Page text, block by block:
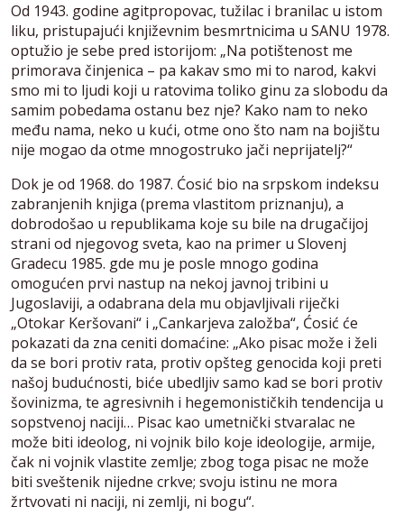
Od 1943. godine agitpropovac, tužilac i branilac u istom
liku, pristupajući književnim besmrtnicima u SANU 1978.
optužio je sebe pred istorijom: „Na potištenost me
primorava činjenica – pa kakav smo mi to narod, kakvi
smo mi to ljudi koji u ratovima toliko ginu za slobodu da
samim pobedama ostanu bez nje? Kako nam to neko
među nama, neko u kući, otme ono što nam na bojištu
nije mogao da otme mnogostruko jači neprijatelj?“
Dok je od 1968. do 1987. Ćosić bio na srpskom indeksu
zabranjenih knjiga (prema vlastitom priznanju), a
dobrodošao u republikama koje su bile na drugačijoj
strani od njegovog sveta, kao na primer u Slovenj
Gradecu 1985. gde mu je posle mnogo godina
omogućen prvi nastup na nekoj javnoj tribini u
Jugoslaviji, a odabrana dela mu objavljivali riječki
„Otokar Keršovani“ i „Cankarjeva založba“, Ćosić će
pokazati da zna ceniti domaćine: „Ako pisac može i želi
da se bori protiv rata, protiv opšteg genocida koji preti
našoj budućnosti, biće ubedljiv samo kad se bori protiv
šovinizma, te agresivnih i hegemonističkih tendencija u
sopstvenoj naciji… Pisac kao umetnički stvaralac ne
može biti ideolog, ni vojnik bilo koje ideologije, armije,
čak ni vojnik vlastite zemlje; zbog toga pisac ne može
biti sveštenik nijedne crkve; svoju istinu ne mora
žrtvovati ni naciji, ni zemlji, ni bogu“.